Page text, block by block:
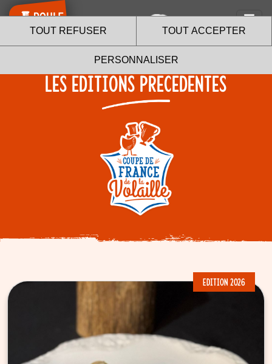
LES ÉDITIONS PRÉCÉDENTES
EDITION 2026
Le site internet Coupe de
France de la volaille utilise des
cookies !
TOUT REFUSER TOUT ACCEPTER
PERSONNALISER